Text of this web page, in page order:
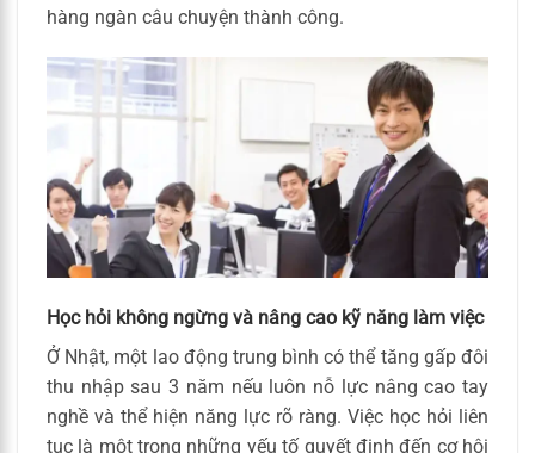
hàng ngàn câu chuyện thành công.
Học hỏi không ngừng và nâng cao kỹ năng làm việc
Ở Nhật, một lao động trung bình có thể tăng gấp đôi
thu nhập sau 3 năm nếu luôn nỗ lực nâng cao tay
nghề và thể hiện năng lực rõ ràng. Việc học hỏi liên
tục là một trong những yếu tố quyết định đến cơ hội